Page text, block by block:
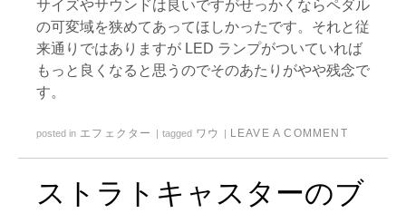
サイズやサウンドは良いですがせっかくならペダル
の可変域を狭めてあってほしかったです。それと従
来通りではありますが LED ランプがついていれば
もっと良くなると思うのでそのあたりがやや残念で
す。
posted in エフェクター tagged ワウ LEAVE A COMMENT
ストラトキャスターのブ